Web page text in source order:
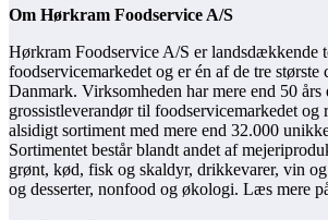
Om Hørkram Foodservice A/S
Hørkram Foodservice A/S er landsdækkende
foodservicemarkedet og er én af de tre største
Danmark. Virksomheden har mere end 50 års
grossistleverandør til foodservicemarkedet og
alsidigt sortiment med mere end 32.000
Sortimentet består blandt andet af
grønt, kød, fisk og skaldyr, drikkevarer, vin
og desserter, nonfood og økologi. Læs mere